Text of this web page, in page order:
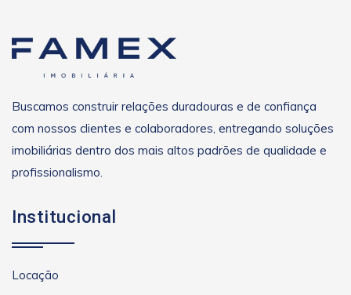
Buscamos construir relações duradouras e de confiança
com nossos clientes e colaboradores, entregando soluções
imobiliárias dentro dos mais altos padrões de qualidade e
profissionalismo.
Institucional
Locação